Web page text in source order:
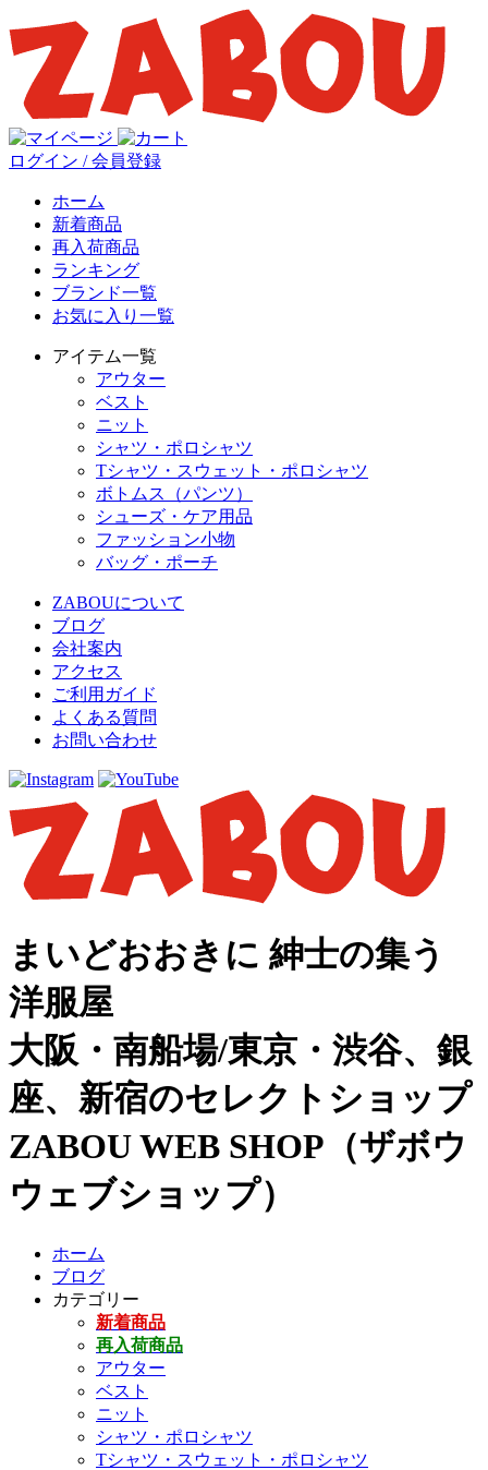
ログイン / 会員登録
ホーム
新着商品
再入荷商品
ランキング
ブランド一覧
お気に入り一覧
アイテム一覧
アウター
ベスト
ニット
シャツ・ポロシャツ
Tシャツ・スウェット・ポロシャツ
ボトムス（パンツ）
シューズ・ケア用品
ファッション小物
バッグ・ポーチ
ZABOUについて
ブログ
会社案内
アクセス
ご利用ガイド
よくある質問
お問い合わせ
まいどおおきに 紳士の集う
洋服屋
大阪・南船場/東京・渋谷、銀
座、新宿のセレクトショップ
ZABOU WEB SHOP（ザボウ
ウェブショップ）
ホーム
ブログ
カテゴリー
新着商品
再入荷商品
アウター
ベスト
ニット
シャツ・ポロシャツ
Tシャツ・スウェット・ポロシャツ